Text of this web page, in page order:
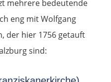
mehrere bedeutende
eng mit Wolfgang
der hier 1756 getauft
sind: